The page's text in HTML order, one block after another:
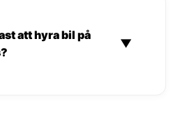
att hyra bil på
▼